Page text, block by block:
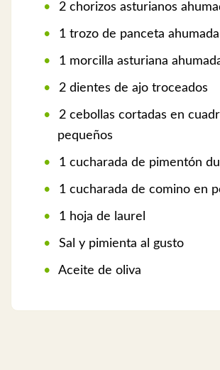
2 chorizos asturianos
1 trozo de panceta ahumada
1 morcilla asturiana
2 dientes de ajo troceados
2 cebollas cortadas en
pequeños
1 cucharada de pimentón
1 cucharada de comino en
1 hoja de laurel
Sal y pimienta al gusto
Aceite de oliva